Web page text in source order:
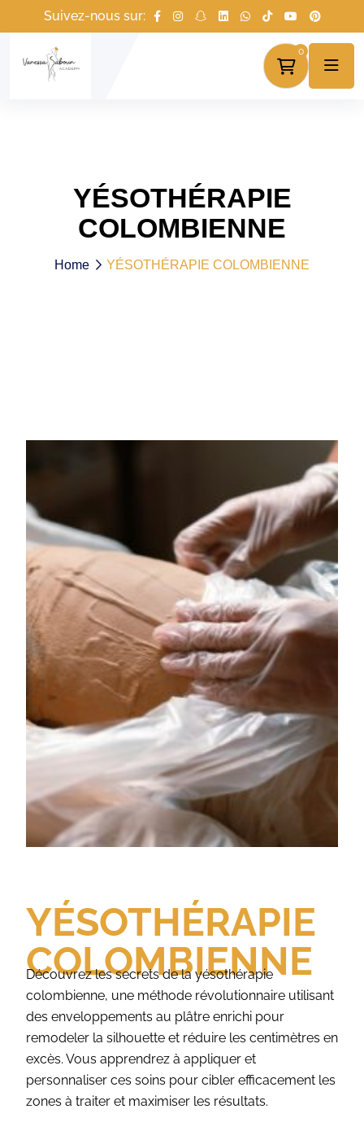
Suivez-nous sur:
0
YÉSOTHÉRAPIE
COLOMBIENNE
Home YÉSOTHÉRAPIE COLOMBIENNE
YÉSOTHÉRAPIE
COLOMBIENNE
Découvrez les secrets de la yésothérapie
colombienne, une méthode révolutionnaire utilisant
des enveloppements au plâtre enrichi pour
remodeler la silhouette et réduire les centimètres en
excès. Vous apprendrez à appliquer et
personnaliser ces soins pour cibler efficacement les
zones à traiter et maximiser les résultats.